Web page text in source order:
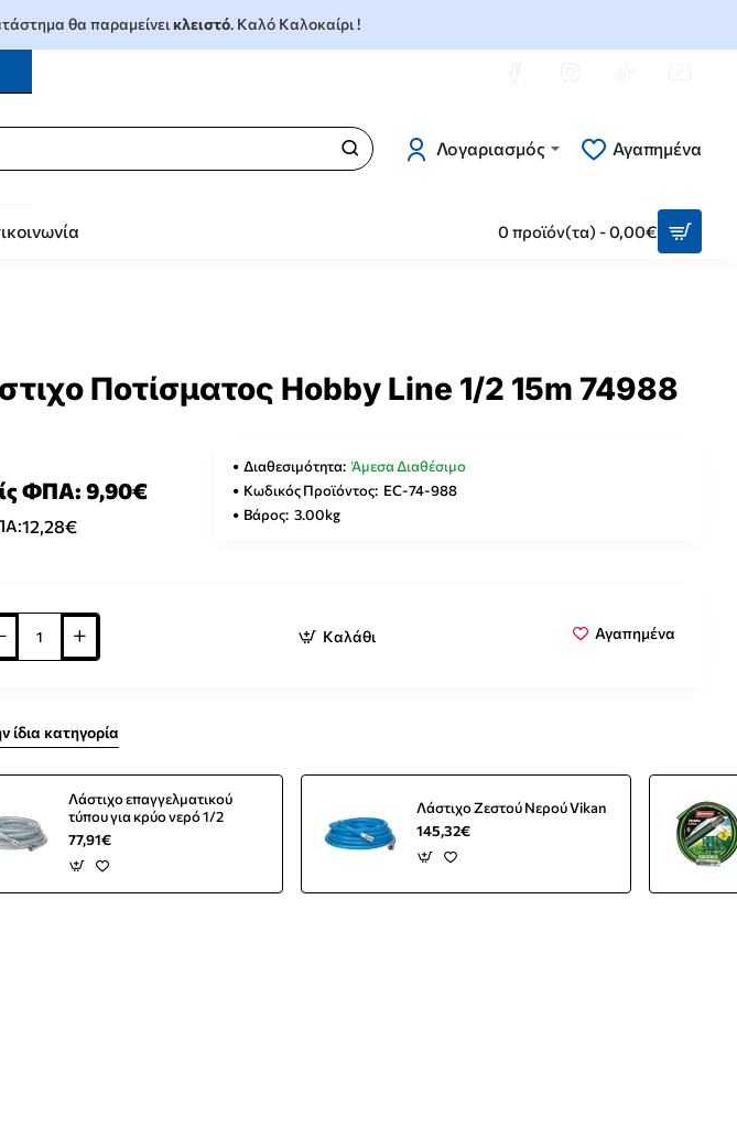
θα παραμείνεικλειστό. Καλό Καλοκαίρι !
Λογαριασμός Αγαπημένα
0 προϊόν(τα) - 0,00€
Ποτίσματος Hobby Line 1/2 15m 74988
12,28€
ΦΠΑ: 9,90€
Διαθεσιμότητα: Άμεσα Διαθέσιμο
Κωδικός Προϊόντος: EC-74-988
Βάρος: 3.00kg
Καλάθι Αγαπημένα
ίδια κατηγορία
Λάστιχο επαγγελματικού
τύπου για κρύο νερό 1/2
77,91€
Λάστιχο Ζεστού Νερού Vikan
145,32€